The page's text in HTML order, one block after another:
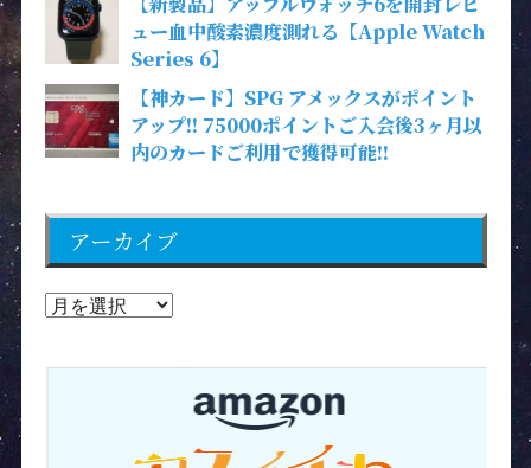
ュー血中酸素濃度測れる【Apple Watch
Series 6】
【神カード】SPG アメックスがポイント
アップ!! 75000ポイントご入会後3ヶ月以
内のカードご利用で獲得可能!!
アーカイブ